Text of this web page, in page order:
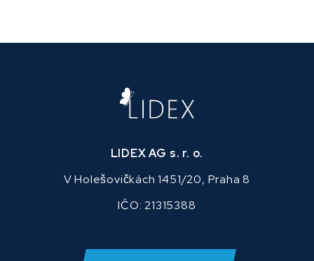
LIDEX AG s. r. o.
V Holešovičkách 1451/20, Praha 8
IČO: 21315388